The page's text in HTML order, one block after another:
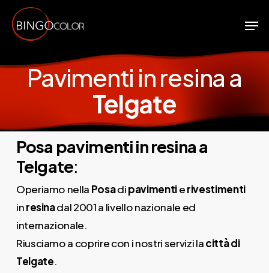
Skip
contentPavimenti in resina a
Telgate
Posa pavimenti in resina a
Telgate:
Operiamo nella Posadipavimentierivestimenti
inresinadal 2001 a livello nazionale ed
internazionale.
Riusciamo a coprire con i nostri servizi lacittà di
Telgate.
Menu